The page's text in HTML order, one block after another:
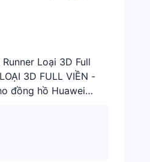
Loại 3D Full
3D FULL VIỀN -
đồng hồ Huawei